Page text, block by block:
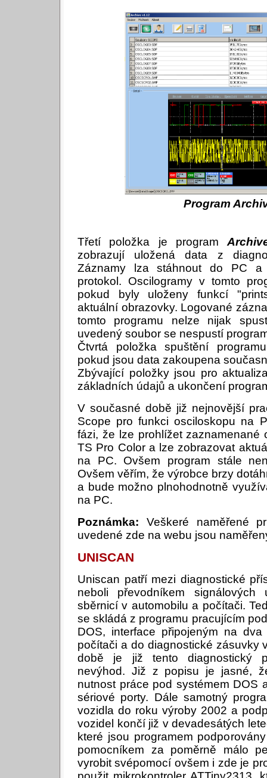
Program
Třetí položka je program
zobrazují uložená data z
Záznamy lza stáhnout do PC a
protokol. Oscilogramy v tomto
pokud byly uloženy funkcí
aktuální obrazovky. Logované
tomto programu nelze nijak
uvedený soubor se nespustí
Čtvrtá položka spuštění
pokud jsou data zakoupena
Zbývající položky jsou pro
základních údajů a ukončení
V současné době již nejnovější
Scope pro funkci osciloskopu na
fázi, že lze prohlížet zaznamenané
TS Pro Color a lze zobrazovat
na PC. Ovšem program stále
Ovšem věřím, že výrobce brzy
a bude možno plnohodnotně
na PC.
Poznámka: Veškeré naměřené
uvedené zde na webu jsou
UNISCAN
Uniscan patří mezi diagnostické
neboli převodníkem signálových
sběrnicí v automobilu a počítači.
se skládá z programu pracujícím
DOS, interface připojeným na
počítači a do diagnostické zásuvky
době je již tento diagnostický
nevýhod. Již z popisu je jasné,
nutnost práce pod systémem DOS
sériové porty. Dále samotný
vozidla do roku výroby 2002 a
vozidel končí již v devadesátých
které jsou programem
pomocníkem za poměrně málo
vyrobit svépomocí ovšem i zde je